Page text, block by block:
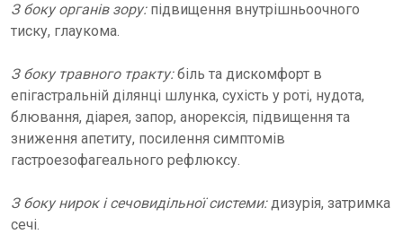
З боку органів зору:підвищення внутрішньоочного
тиску, глаукома.
З боку травного тракту:біль та дискомфорт в
епігастральній ділянці шлунка, сухість у роті, нудота,
блювання, діарея, запор, анорексія, підвищення та
зниження апетиту, посилення симптомів
гастроезофагеального рефлюксу.
З боку нирок і сечовидільної системи:дизурія, затримка
сечі.